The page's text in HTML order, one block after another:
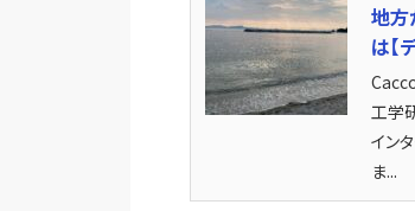
地方
は【
工学
イン
ま...